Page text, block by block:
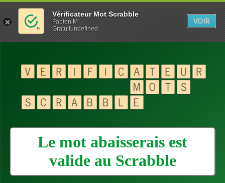
Le mot abaisserais est
valide au Scrabble
Vérificateur Mot Scrabble
Fabien M
Gratuitundefined
VOIR